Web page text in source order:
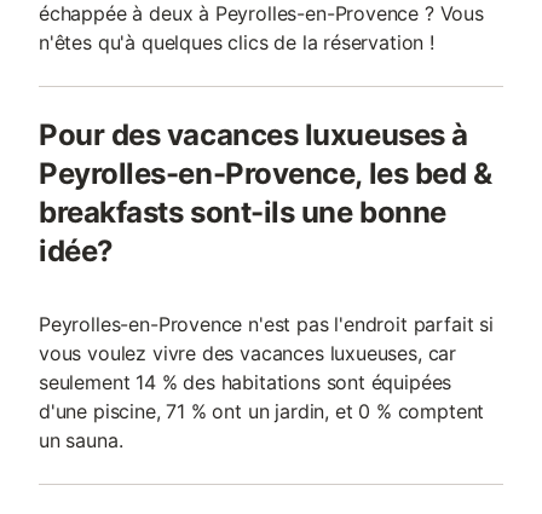
échappée à deux à Peyrolles-en-Provence ? Vous
n'êtes qu'à quelques clics de la réservation !
Pour des vacances luxueuses à
Peyrolles-en-Provence, les bed &
breakfasts sont-ils une bonne
idée?
Peyrolles-en-Provence n'est pas l'endroit parfait si
vous voulez vivre des vacances luxueuses, car
seulement 14 % des habitations sont équipées
d'une piscine, 71 % ont un jardin, et 0 % comptent
un sauna.